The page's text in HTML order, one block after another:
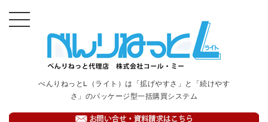
べんりねっとL（ライト）は「拡げやすさ」と「続けやす
さ」のパッケージ型一括購買システム